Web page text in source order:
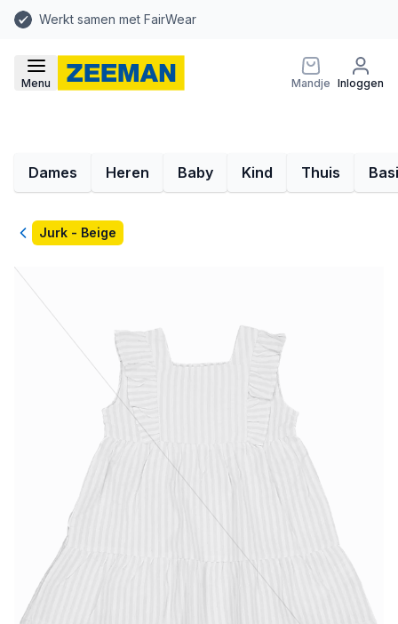
Werkt samen met FairWear
Menu Mandje Inloggen
Dames Heren Baby Kind Thuis
TerugJurk - Beige